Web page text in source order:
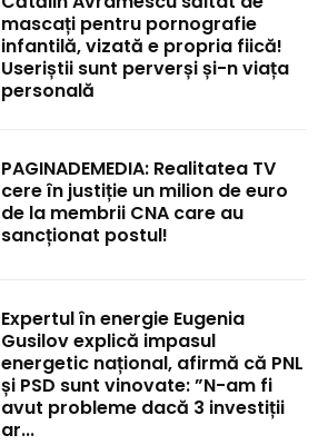
mascați pentru pornografie
infantilă, vizată e propria fiică!
Useriștii sunt perverși și-n viața
personală
PAGINADEMEDIA: Realitatea TV
cere în justiție un milion de euro
de la membrii CNA care au
sancționat postul!
Expertul în energie Eugenia
Gusilov explică impasul
energetic național, afirmă că PNL
și PSD sunt vinovate: ”N-am fi
avut probleme dacă 3 investiții
ar...